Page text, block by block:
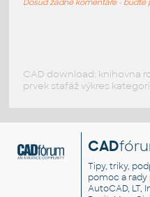
Dosud žádné komentáře - buďte
CAD download: knihovna
prvek stafáž výkres
CAD
Tipy, triky,
pomoc a rady
AutoCAD, LT,